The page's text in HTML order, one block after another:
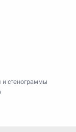
и стенограммы